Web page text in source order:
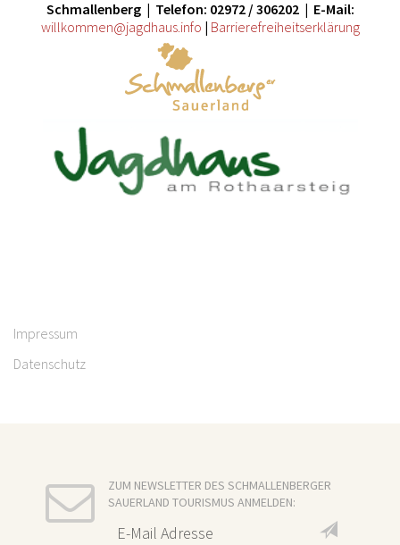
Schmallenberg | Telefon: 02972 / 306202 | E-Mail:
willkommen@jagdhaus.info | Barrierefreiheitserklärung
Impressum
Datenschutz
ZUM NEWSLETTER DES SCHMALLENBERGER
SAUERLAND TOURISMUS ANMELDEN: